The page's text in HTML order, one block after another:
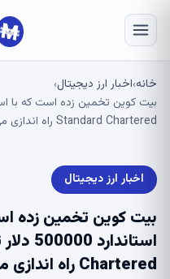
خانه›اخبار ارز دیجیتال›
Standard Chartered راه اندازی می شود
اخبار ارز دیجیتال
بیت کوین تخمین زده
Chartered راه اندازی می شود